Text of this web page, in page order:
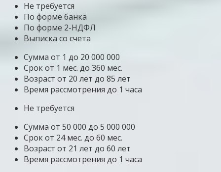
Не требуется
По форме банка
По форме 2-НДФЛ
Выписка со счета
Сумма от 1 до 20 000 000
Срок от 1 мес. до 360 мес.
Возраст от 20 лет до 85 лет
Время рассмотрения до 1 часа
Не требуется
Сумма от 50 000 до 5 000 000
Срок от 24 мес. до 60 мес.
Возраст от 21 лет до 60 лет
Время рассмотрения до 1 часа